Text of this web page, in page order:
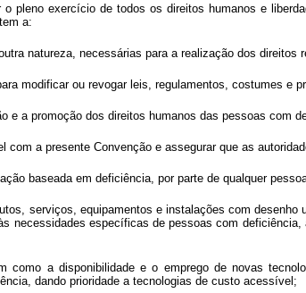
pleno exercício de todos os direitos humanos e
a:
natureza, necessárias para a realização dos direitos
modificar ou revogar leis, regulamentos, costumes
e a promoção dos direitos humanos das pessoas com
a presente Convenção e assegurar que as
baseada em deficiência, por parte de qualquer
serviços, equipamentos e instalações com
específicas de pessoas com
a disponibilidade e o emprego de novas
dando prioridade a tecnologias de custo acessível;